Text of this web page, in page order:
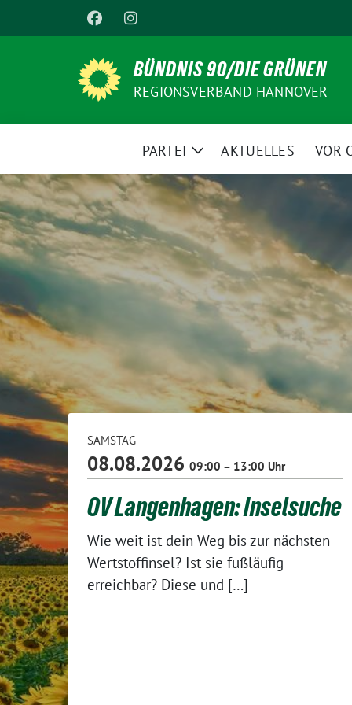
zum
BÜNDNIS 90/DIE GRÜNEN
REGIONSVERBAND HANNOVER
PARTEI
Zeige
Untermenü
AKTUELLES VOR
SAMSTAG
08.08.2026 09:00 – 13:00 Uhr
OV Langenhagen: Inselsuche
Wie weit ist dein Weg bis zur nächsten
Wertstoffinsel? Ist sie fußläufig
erreichbar? Diese und […]